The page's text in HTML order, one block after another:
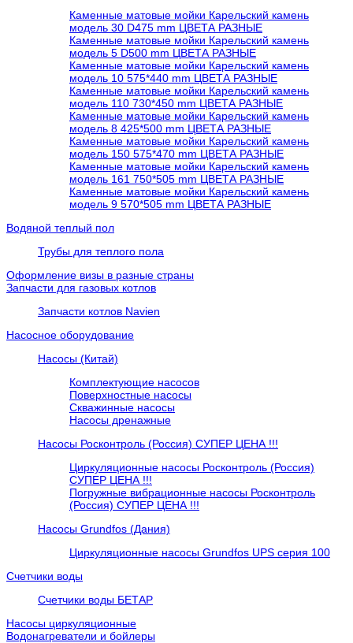
Каменные матовые мойки Карельский камень
модель 30 D475 mm ЦВЕТА РАЗНЫЕ
Каменные матовые мойки Карельский камень
модель 5 D500 mm ЦВЕТА РАЗНЫЕ
Каменные матовые мойки Карельский камень
модель 10 575*440 mm ЦВЕТА РАЗНЫЕ
Каменные матовые мойки Карельский камень
модель 110 730*450 mm ЦВЕТА РАЗНЫЕ
Каменные матовые мойки Карельский камень
модель 8 425*500 mm ЦВЕТА РАЗНЫЕ
Каменные матовые мойки Карельский камень
модель 150 575*470 mm ЦВЕТА РАЗНЫЕ
Каменные матовые мойки Карельский камень
модель 161 750*505 mm ЦВЕТА РАЗНЫЕ
Каменные матовые мойки Карельский камень
модель 9 570*505 mm ЦВЕТА РАЗНЫЕ
Водяной теплый пол
Трубы для теплого пола
Оформление визы в разные страны
Запчасти для газовых котлов
Запчасти котлов Navien
Насосное оборудование
Насосы (Китай)
Комплектующие насосов
Поверхностные насосы
Скважинные насосы
Насосы дренажные
Насосы Росконтроль (Россия) СУПЕР ЦЕНА !!!
Циркуляционные насосы Росконтроль (Россия)
СУПЕР ЦЕНА !!!
Погружные вибрационные насосы Росконтроль
(Россия) СУПЕР ЦЕНА !!!
Насосы Grundfos (Дания)
Циркуляционные насосы Grundfos UPS серия 100
Счетчики воды
Счетчики воды БЕТАР
Насосы циркуляционные
Водонагреватели и бойлеры